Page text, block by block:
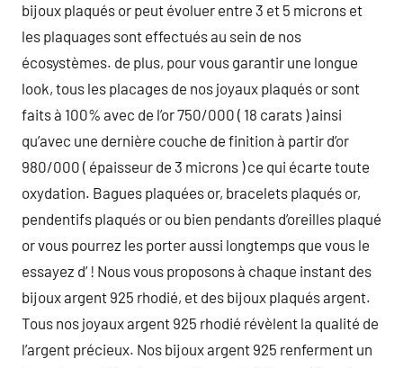
bijoux plaqués or peut évoluer entre 3 et 5 microns et
les plaquages sont effectués au sein de nos
écosystèmes. de plus, pour vous garantir une longue
look, tous les placages de nos joyaux plaqués or sont
faits à 100% avec de l’or 750/000 ( 18 carats ) ainsi
qu’avec une dernière couche de finition à partir d’or
980/000 ( épaisseur de 3 microns ) ce qui écarte toute
oxydation. Bagues plaquées or, bracelets plaqués or,
pendentifs plaqués or ou bien pendants d’oreilles plaqué
or vous pourrez les porter aussi longtemps que vous le
essayez d’ ! Nous vous proposons à chaque instant des
bijoux argent 925 rhodié, et des bijoux plaqués argent.
Tous nos joyaux argent 925 rhodié révèlent la qualité de
l’argent précieux. Nos bijoux argent 925 renferment un